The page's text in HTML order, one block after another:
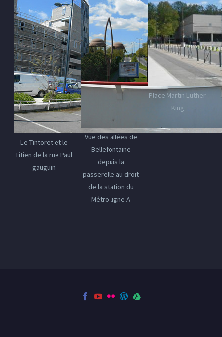
Le Tintoret et le
Titien de la rue Paul
gauguin
Vue des allées de
Bellefontaine
depuis la
passerelle au droit
de la station du
Métro ligne A
Place Martin Luther-
King